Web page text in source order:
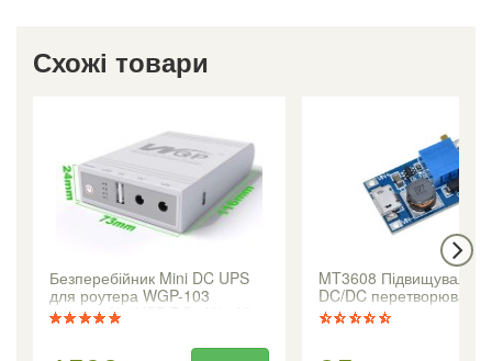
Схожі товари
Безперебійник Mini DC UPS
для роутера WGP-103
10400mAh (USB/DC 9V/12V)
MT3608
DC/DC перетворювач